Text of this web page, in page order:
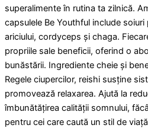
superalimente în rutina ta zilnică.
capsulele Be Youthful include
ariciului, cordyceps și chaga.
propriile sale beneficii, oferind o
bunăstării. Ingrediente cheie și
Regele ciupercilor, reishi susține
promovează relaxarea. Ajută la
îmbunătățirea calității somnului,
pentru cei care caută un stil de